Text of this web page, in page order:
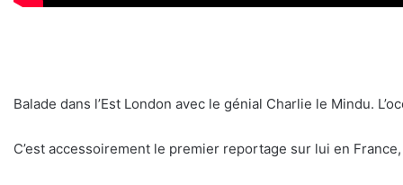
Balade dans l’Est London avec le génial Charlie le Mindu.
C’est accessoirement le premier reportage sur lui en